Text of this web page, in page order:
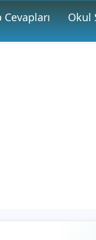
Cevapları Okul